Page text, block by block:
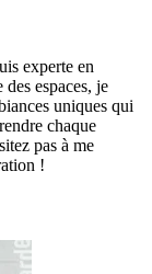
experte en
espaces, je
uniques qui
chaque
pas à me
!